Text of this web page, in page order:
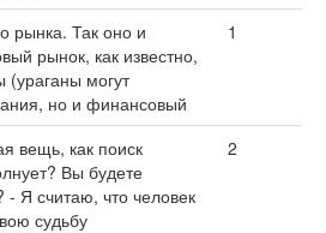
рынка. Так оно и
рынок, как известно,
(ураганы могут
но и финансовый
1
вещь, как поиск
Вы будете
- Я считаю, что человек
судьбу
2